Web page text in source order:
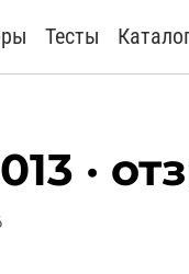
Тесты
·